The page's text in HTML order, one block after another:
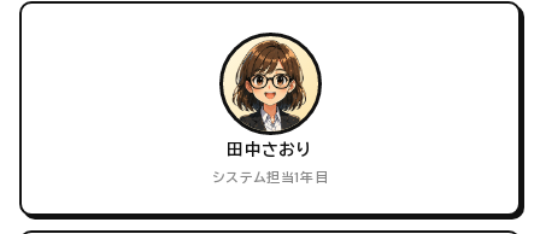
田中さおり
システム担当1年目